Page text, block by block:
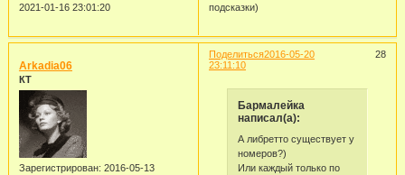
2021-01-16 23:01:20
подсказки)
Поделиться 28
2016-05-20
23:11:10
Arkadia06
КТ
Зарегистрирован: 2016-05-13
Бармалейка
написал(а):
А либретто существует у
номеров?)
Или каждый только по